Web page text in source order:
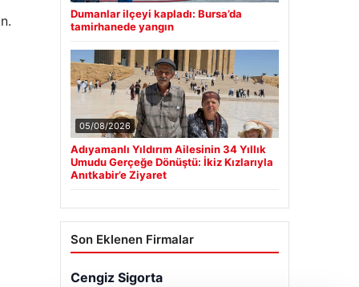
Dumanlar ilçeyi kapladı: Bursa’da
tamirhanede yangın
05/08/2026
Adıyamanlı Yıldırım Ailesinin 34 Yıllık
Umudu Gerçeğe Dönüştü: İkiz Kızlarıyla
Anıtkabir’e Ziyaret
Son Eklenen Firmalar
Cengiz Sigorta